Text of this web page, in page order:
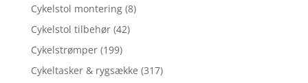
Cykelstol montering (8)
Cykelstol tilbehør (42)
Cykelstrømper (199)
Cykeltasker & rygsække (317)